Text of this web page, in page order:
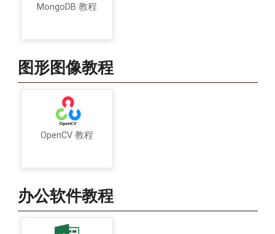
MongoDB 教程
图形图像教程
OpenCV 教程
办公软件教程